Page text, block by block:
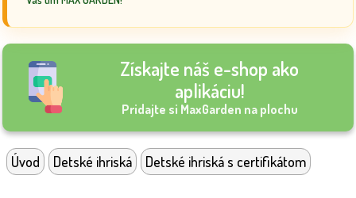
Získajte náš e-shop ako
aplikáciu!
Pridajte si MaxGarden na plochu
Úvod Detské ihriská Detské ihriská s certifikátom